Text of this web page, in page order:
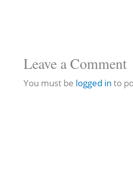
Leave a Comment
You must be logged in to